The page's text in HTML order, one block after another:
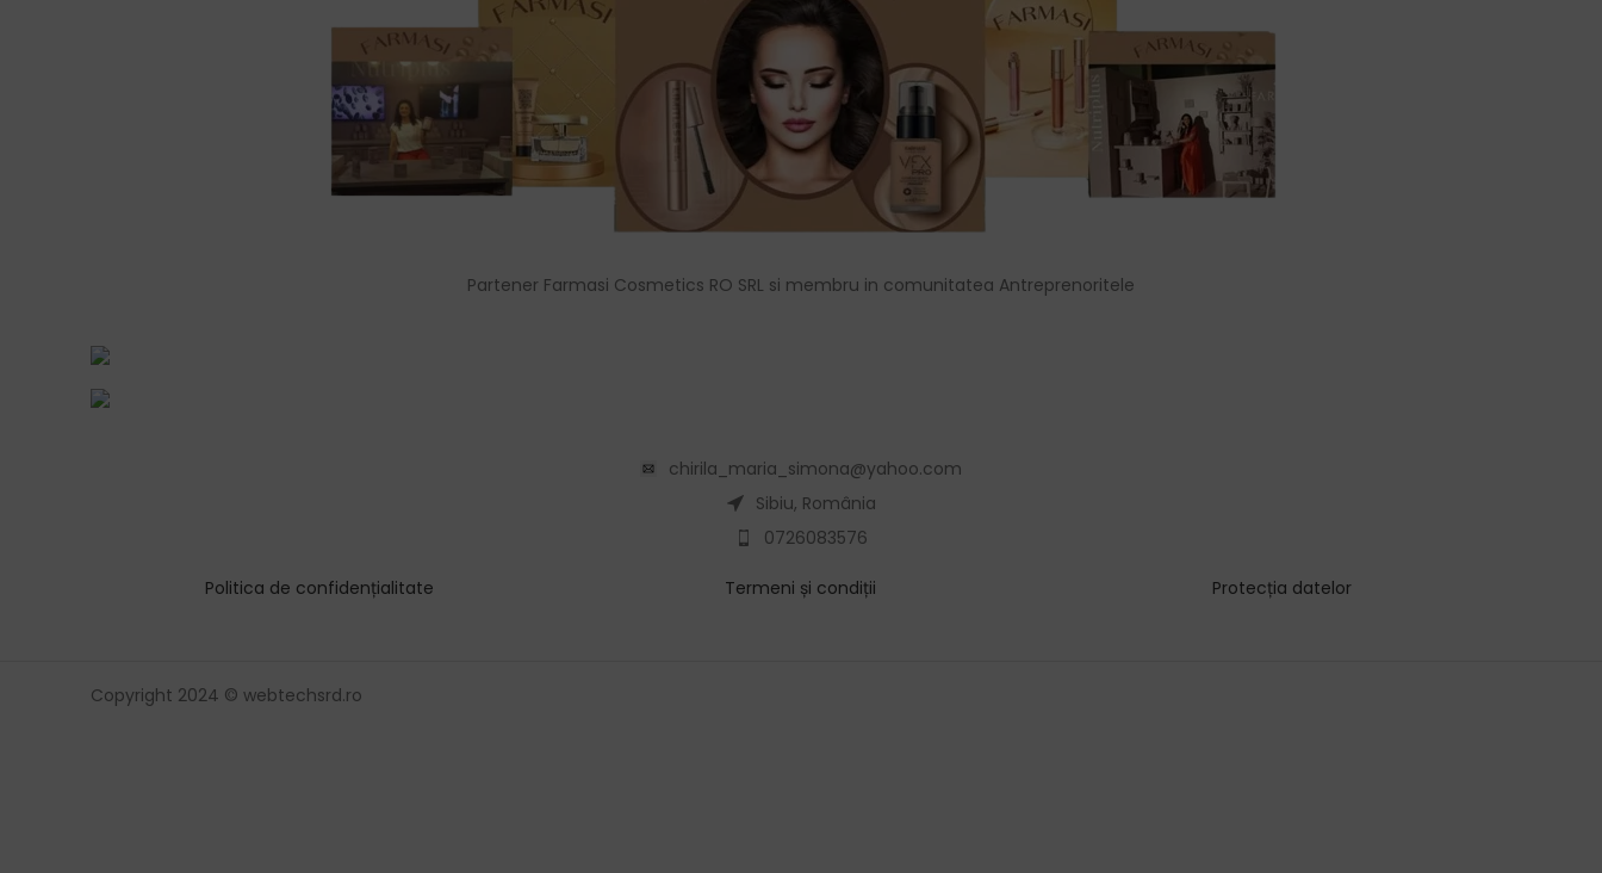
Partener Farmasi Cosmetics RO SRL si membru in comunitatea Antreprenoritele
chirila_maria_simona@yahoo.com
Sibiu, România
0726083576
Politica de confidențialitate Termeni și condiții Protecția datelor
Copyright 2024 © webtechsrd.ro